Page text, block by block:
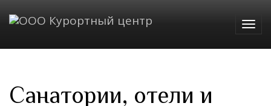
Санатории, отели и